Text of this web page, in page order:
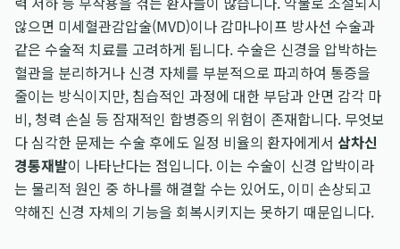
않으면 미세혈관감압술(MVD)이나 감마나이프 방사선 수술과
같은 수술적 치료를 고려하게 됩니다. 수술은 신경을 압박하는
혈관을 분리하거나 신경 자체를 부분적으로 파괴하여 통증을
줄이는 방식이지만, 침습적인 과정에 대한 부담과 안면 감각 마
비, 청력 손실 등 잠재적인 합병증의 위험이 존재합니다. 무엇보
다 심각한 문제는 수술 후에도 일정 비율의 환자에게서 삼차신
경통재발이 나타난다는 점입니다. 이는 수술이 신경 압박이라
는 물리적 원인 중 하나를 해결할 수는 있어도, 이미 손상되고
약해진 신경 자체의 기능을 회복시키지는 못하기 때문입니다.